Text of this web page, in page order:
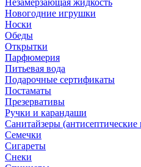
Незамерзающая жидкость
Новогодние игрушки
Носки
Обеды
Открытки
Парфюмерия
Питьевая вода
Подарочные сертификаты
Постаматы
Презервативы
Ручки и карандаши
Санитайзеры (антисептические
Семечки
Сигареты
Снеки